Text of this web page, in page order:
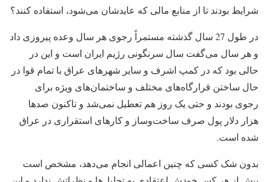
شرایط بودند تا از منابع مالی که عایدشان می‌شود، استفاده کنند؟
در طول 27 سال گذشته مستمراً رجوی هر سال وعده پیروزی داد
و هر سال می‌گفت سال سرنگونی رژیم ایران است و این در
حالی بود که در کمپ اشرف و سایر شهرهای عراق با تمام قوا در
حال ساختن قرارگاه‌های مختلف و ساختمان‌های ویژه برای
رجوی بودند و حتی یک روز هم تعطیل نمی‌شد و تاکنون صدها
هزار دلار پول صرف ساخت‌وساز و کارهای استقراری در عراق
شده است.
بدون شک کسی که چنین اعمالی انجام می‌دهد، مشخص است